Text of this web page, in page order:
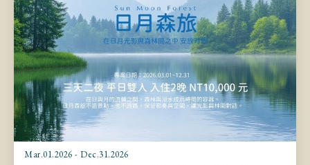
Mar.01.2026 - Dec.31.2026